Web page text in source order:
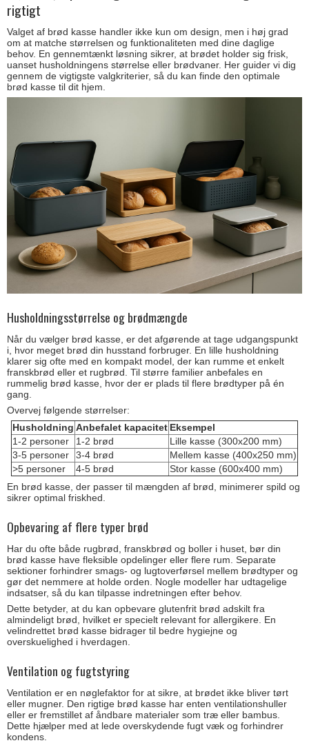
rigtigt
Valget af brød kasse handler ikke kun om design, men i høj grad
om at matche størrelsen og funktionaliteten med dine daglige
behov. En gennemtænkt løsning sikrer, at brødet holder sig frisk,
uanset husholdningens størrelse eller brødvaner. Her guider vi dig
gennem de vigtigste valgkriterier, så du kan finde den optimale
brød kasse til dit hjem.
Husholdningsstørrelse og brødmængde
Når du vælger brød kasse, er det afgørende at tage udgangspunkt
i, hvor meget brød din husstand forbruger. En lille husholdning
klarer sig ofte med en kompakt model, der kan rumme et enkelt
franskbrød eller et rugbrød. Til større familier anbefales en
rummelig brød kasse, hvor der er plads til flere brødtyper på én
gang.
Overvej følgende størrelser:
Husholdning Anbefalet kapacitet Eksempel
1-2 personer
1-2 brød
Lille kasse (300x200 mm)
3-5 personer
3-4 brød
Mellem kasse (400x250 mm)
>5 personer
4-5 brød
Stor kasse (600x400 mm)
En brød kasse, der passer til mængden af brød, minimerer spild og
sikrer optimal friskhed.
Opbevaring af flere typer brød
Har du ofte både rugbrød, franskbrød og boller i huset, bør din
brød kasse have fleksible opdelinger eller flere rum. Separate
sektioner forhindrer smags- og lugtoverførsel mellem brødtyper og
gør det nemmere at holde orden. Nogle modeller har udtagelige
indsatser, så du kan tilpasse indretningen efter behov.
Dette betyder, at du kan opbevare glutenfrit brød adskilt fra
almindeligt brød, hvilket er specielt relevant for allergikere. En
velindrettet brød kasse bidrager til bedre hygiejne og
overskuelighed i hverdagen.
Ventilation og fugtstyring
Ventilation er en nøglefaktor for at sikre, at brødet ikke bliver tørt
eller mugner. Den rigtige brød kasse har enten ventilationshuller
eller er fremstillet af åndbare materialer som træ eller bambus.
Dette hjælper med at lede overskydende fugt væk og forhindrer
kondens.